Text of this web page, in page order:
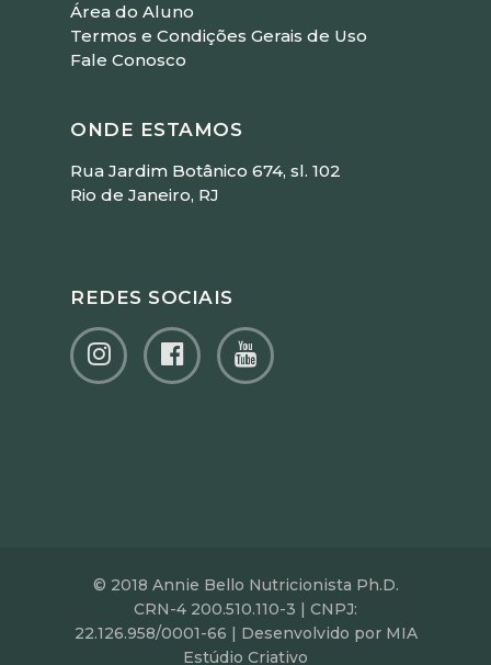
Área do Aluno
Termos e Condições Gerais de Uso
Fale Conosco
ONDE ESTAMOS
Rua Jardim Botânico 674, sl. 102
Rio de Janeiro, RJ
REDES SOCIAIS
© 2018 Annie Bello Nutricionista Ph.D.
CRN-4 200.510.110-3 | CNPJ:
22.126.958/0001-66 | Desenvolvido por MIA
Estúdio Criativo